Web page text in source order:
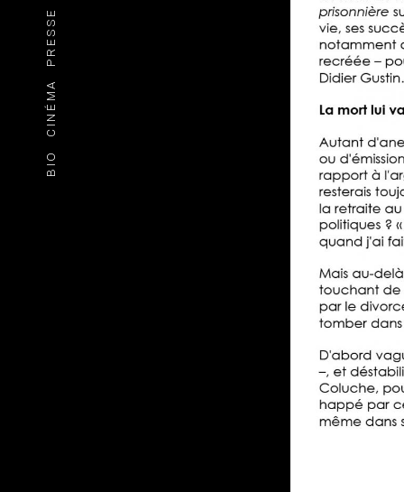
BIO
CINÉMA
PRESSE